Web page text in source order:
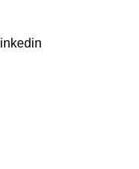
linkedin